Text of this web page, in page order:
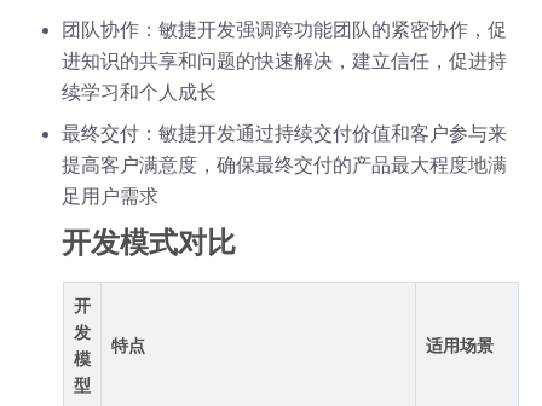
团队协作：敏捷开发强调跨功能团队的紧密协作，促
进知识的共享和问题的快速解决，建立信任，促进持
续学习和个人成长
最终交付：敏捷开发通过持续交付价值和客户参与来
提高客户满意度，确保最终交付的产品最大程度地满
足用户需求
开发模式对比
开
发
模
型
特点 适用场景